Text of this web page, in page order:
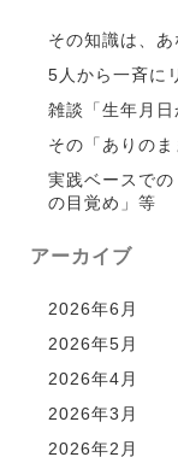
その知識は、
5人から一斉に
雑談「生年月日
その「ありの
実践ベースで
の目覚め」等
アーカイブ
2026年6月
2026年5月
2026年4月
2026年3月
2026年2月